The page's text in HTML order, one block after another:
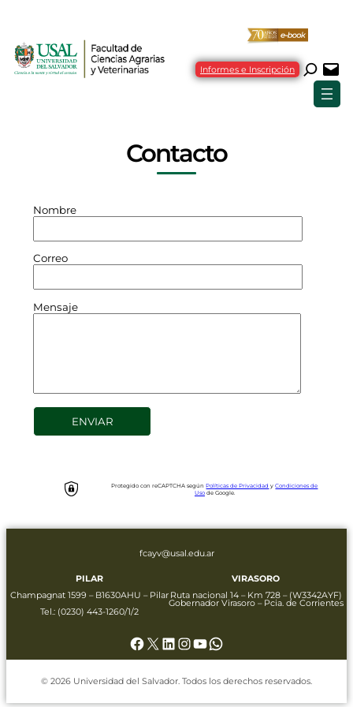
Informes e Inscripción
Contacto
Nombre
Correo
Mensaje
Protegido con reCAPTCHA segúnPolíticas de Privacidad yCondiciones de
Usode Google.
fcayv@usal.edu.ar
PILAR
Champagnat 1599 – B1630AHU – Pilar
Tel.: (0230) 443-1260/1/2
VIRASORO
Ruta nacional 14 – Km 728 – (W3342AYF)
Gobernador Virasoro – Pcia. de Corrientes
Facebook
X LinkedIn
Instagram
YouTube
WhatsApp
© 2026 Universidad del Salvador. Todos los derechos reservados.